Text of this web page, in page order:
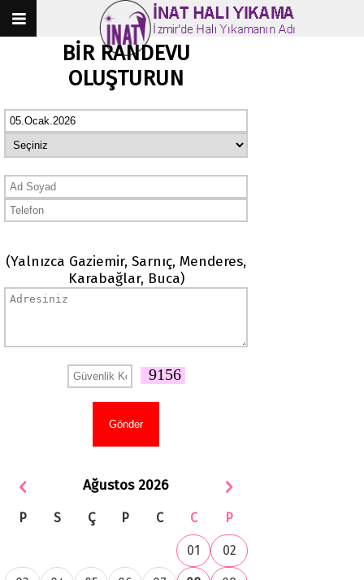
BİR RANDEVU
OLUŞTURUN
(Yalnızca Gaziemir, Sarnıç, Menderes,
Karabağlar, Buca)
9156
Ağustos 2026
P S Ç P C C P
01 02